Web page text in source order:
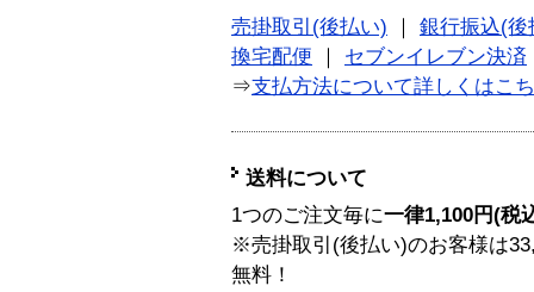
売掛取引(後払い)
銀行振込(後
換宅配便
セブンイレブン決済
⇒支払方法について詳しくはこ
送料について
1つのご注文毎に一律1,100円(税
※売掛取引(後払い)のお客様は
無料！